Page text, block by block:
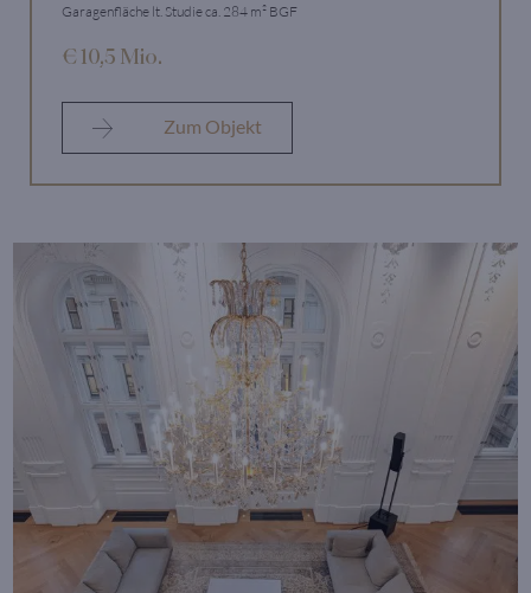
Garagenfläche lt. Studie ca. 284 m² BGF
€ 10,5 Mio.
Zum Objekt